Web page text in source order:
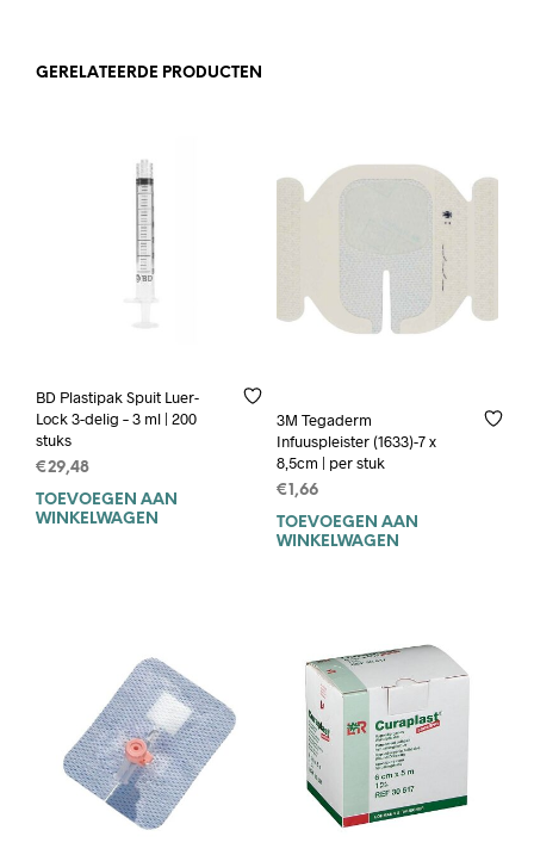
GERELATEERDE PRODUCTEN
BD Plastipak Spuit Luer-
Lock 3-delig – 3 ml | 200
stuks
€29,48
TOEVOEGEN AAN
WINKELWAGEN
3M Tegaderm
Infuuspleister (1633)-7 x
8,5cm | per stuk
€ 1,66
TOEVOEGEN AAN
WINKELWAGEN